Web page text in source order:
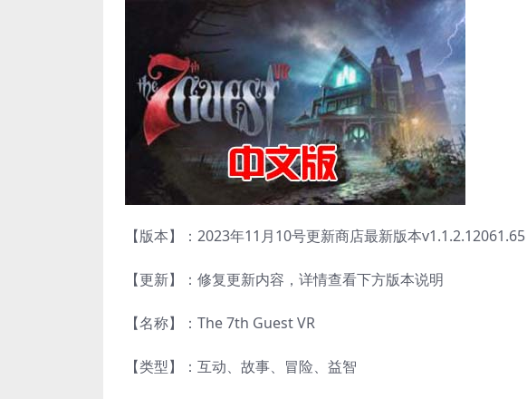
【版本】：2023年11月10号更新商店最新版本v1.1.2.12061.65
【更新】：修复更新内容，详情查看下方版本说明
【名称】：The 7th Guest VR
【类型】：互动、故事、冒险、益智